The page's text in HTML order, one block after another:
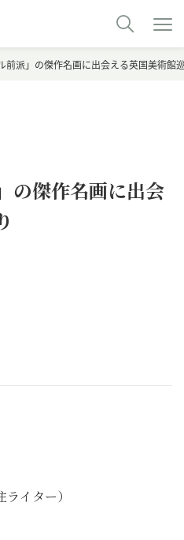
前派」の傑作名画に出会える英国美術館
の傑作名画に出会
イター）